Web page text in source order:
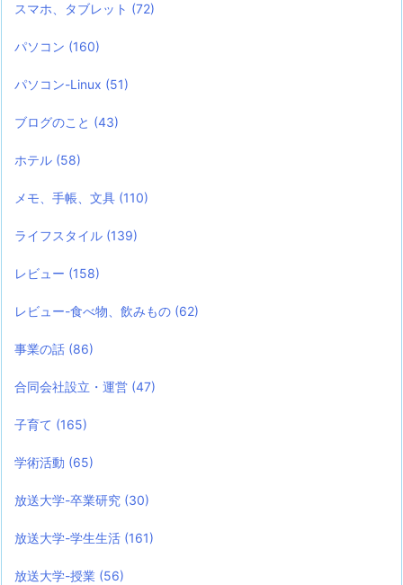
スマホ、タブレット (72)
パソコン (160)
パソコン-Linux (51)
ブログのこと (43)
ホテル (58)
メモ、手帳、文具 (110)
ライフスタイル (139)
レビュー (158)
レビュー-食べ物、飲みもの (62)
事業の話 (86)
合同会社設立・運営 (47)
子育て (165)
学術活動 (65)
放送大学-卒業研究 (30)
放送大学-学生生活 (161)
放送大学-授業 (56)